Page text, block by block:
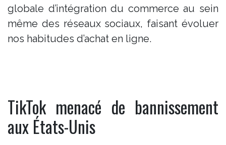
globale d’intégration du commerce au sein
même des réseaux sociaux, faisant évoluer
nos habitudes d’achat en ligne.
TikTok menacé de bannissement
aux États-Unis